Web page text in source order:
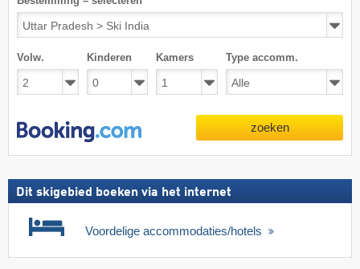
Volw. Kinderen Kamers Type accomm.
zoeken
Dit skigebied boeken via het internet
Voordelige accommodaties/hotels